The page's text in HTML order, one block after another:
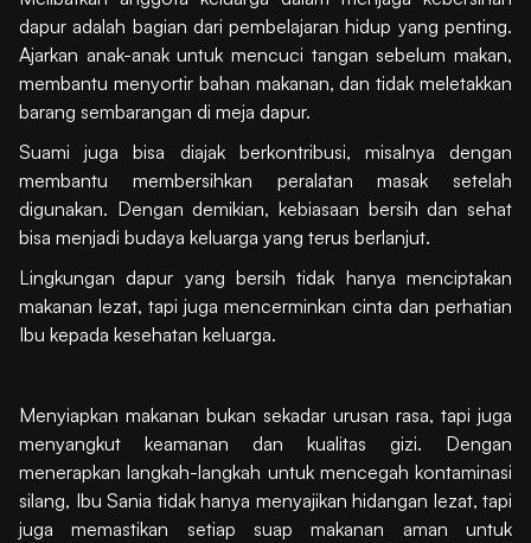
dapur adalah bagian dari pembelajaran hidup yang penting.
Ajarkan anak-anak untuk mencuci tangan sebelum makan,
membantu menyortir bahan makanan, dan tidak meletakkan
barang sembarangan di meja dapur.
Suami juga bisa diajak berkontribusi, misalnya dengan
membantu membersihkan peralatan masak setelah
digunakan. Dengan demikian, kebiasaan bersih dan sehat
bisa menjadi budaya keluarga yang terus berlanjut.
Lingkungan dapur yang bersih tidak hanya menciptakan
makanan lezat, tapi juga mencerminkan cinta dan perhatian
Ibu kepada kesehatan keluarga.
Menyiapkan makanan bukan sekadar urusan rasa, tapi juga
menyangkut keamanan dan kualitas gizi. Dengan
menerapkan langkah-langkah untuk mencegah kontaminasi
silang, Ibu Sania tidak hanya menyajikan hidangan lezat, tapi
juga memastikan setiap suap makanan aman untuk